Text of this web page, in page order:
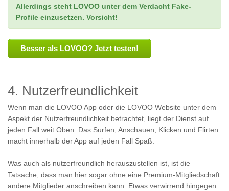
Allerdings steht LOVOO unter dem Verdacht Fake-
Profile einzusetzen. Vorsicht!
Besser als LOVOO? Jetzt testen!
4. Nutzerfreundlichkeit
Wenn man die LOVOO App oder die LOVOO Website unter dem
Aspekt der Nutzerfreundlichkeit betrachtet, liegt der Dienst auf
jeden Fall weit Oben. Das Surfen, Anschauen, Klicken und Flirten
macht innerhalb der App auf jeden Fall Spaß.
Was auch als nutzerfreundlich herauszustellen ist, ist die
Tatsache, dass man hier sogar ohne eine Premium-Mitgliedschaft
andere Mitglieder anschreiben kann. Etwas verwirrend hingegen